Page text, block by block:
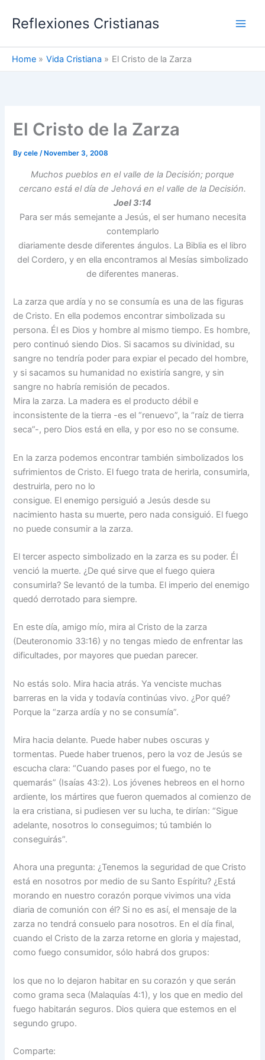
Reflexiones Cristianas
Home Vida Cristiana El Cristo de la Zarza
El Cristo de la Zarza
Bycele/ November 3, 2008
Muchos pueblos en el valle de la Decisión; porque
cercano está el día de Jehová en el valle de la Decisión.
Joel 3:14
Para ser más semejante a Jesús, el ser humano necesita
contemplarlo
diariamente desde diferentes ángulos. La Biblia es el libro
del Cordero, y en ella encontramos al Mesías simbolizado
de diferentes maneras.
La zarza que ardía y no se consumía es una de las figuras
de Cristo. En ella podemos encontrar simbolizada su
persona. Él es Dios y hombre al mismo tiempo. Es hombre,
pero continuó siendo Dios. Si sacamos su divinidad, su
sangre no tendría poder para expiar el pecado del hombre,
y si sacamos su humanidad no existiría sangre, y sin
sangre no habría remisión de pecados.
Mira la zarza. La madera es el producto débil e
inconsistente de la tierra -es el “renuevo”, la “raíz de tierra
seca”-, pero Dios está en ella, y por eso no se consume.
En la zarza podemos encontrar también simbolizados los
sufrimientos de Cristo. El fuego trata de herirla, consumirla,
destruirla, pero no lo
consigue. El enemigo persiguió a Jesús desde su
nacimiento hasta su muerte, pero nada consiguió. El fuego
no puede consumir a la zarza.
El tercer aspecto simbolizado en la zarza es su poder. Él
venció la muerte. ¿De qué sirve que el fuego quiera
consumirla? Se levantó de la tumba. El imperio del enemigo
quedó derrotado para siempre.
En este día, amigo mío, mira al Cristo de la zarza
(Deuteronomio 33:16) y no tengas miedo de enfrentar las
dificultades, por mayores que puedan parecer.
No estás solo. Mira hacia atrás. Ya venciste muchas
barreras en la vida y todavía continúas vivo. ¿Por qué?
Porque la “zarza ardía y no se consumía”.
Mira hacia delante. Puede haber nubes oscuras y
tormentas. Puede haber truenos, pero la voz de Jesús se
escucha clara: “Cuando pases por el fuego, no te
quemarás” (Isaías 43:2). Los jóvenes hebreos en el horno
ardiente, los mártires que fueron quemados al comienzo de
la era cristiana, si pudiesen ver su lucha, te dirían: “Sigue
adelante, nosotros lo conseguimos; tú también lo
conseguirás”.
Ahora una pregunta: ¿Tenemos la seguridad de que Cristo
está en nosotros por medio de su Santo Espíritu? ¿Está
morando en nuestro corazón porque vivimos una vida
diaria de comunión con él? Si no es así, el mensaje de la
zarza no tendrá consuelo para nosotros. En el día final,
cuando el Cristo de la zarza retorne en gloria y majestad,
como fuego consumidor, sólo habrá dos grupos:
los que no lo dejaron habitar en su corazón y que serán
como grama seca (Malaquías 4:1), y los que en medio del
fuego habitarán seguros. Dios quiera que estemos en el
segundo grupo.
Comparte: